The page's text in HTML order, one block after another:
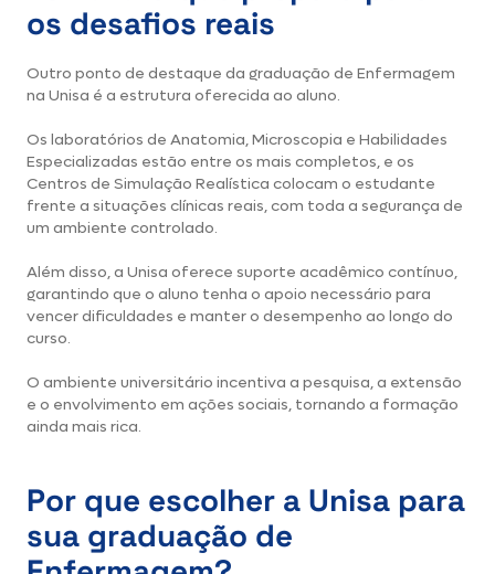
os desafios reais
Outro ponto de destaque da graduação de Enfermagem
na Unisa é a estrutura oferecida ao aluno.
Os laboratórios de Anatomia, Microscopia e Habilidades
Especializadas estão entre os mais completos, e os
Centros de Simulação Realística colocam o estudante
frente a situações clínicas reais, com toda a segurança de
um ambiente controlado.
Além disso, a Unisa oferece suporte acadêmico contínuo,
garantindo que o aluno tenha o apoio necessário para
vencer dificuldades e manter o desempenho ao longo do
curso.
O ambiente universitário incentiva a pesquisa, a extensão
e o envolvimento em ações sociais, tornando a formação
ainda mais rica.
Por que escolher a Unisa para
sua graduação de